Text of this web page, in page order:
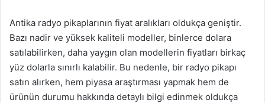
Antika radyo pikaplarının fiyat aralıkları oldukça geniştir.
Bazı nadir ve yüksek kaliteli modeller, binlerce dolara
satılabilirken, daha yaygın olan modellerin fiyatları birkaç
yüz dolarla sınırlı kalabilir. Bu nedenle, bir radyo pikapı
satın alırken, hem piyasa araştırması yapmak hem de
ürünün durumu hakkında detaylı bilgi edinmek oldukça